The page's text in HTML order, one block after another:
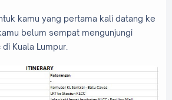
kamu yang pertama kali datang ke
belum sempat mengunjungi
Kuala Lumpur.